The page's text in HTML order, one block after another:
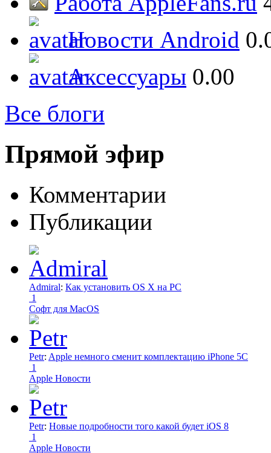
Новости Android
Аксессуары 0.00
Все блоги
Прямой эфир
Комментарии
Публикации
Admiral: Как установить OS X на PC
1
Софт для MacOS
Petr: Apple немного сменит комплектацию iPhone 5C
1
Apple Новости
Petr: Новые подробности того какой будет iOS 8
1
Apple Новости